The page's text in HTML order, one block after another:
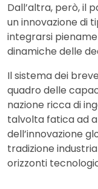
Dall’altra, però, il
un innovazione di
integrarsi
dinamiche delle
Il sistema dei
quadro delle
nazione ricca di
talvolta fatica ad
dell’innovazione
tradizione
orizzonti